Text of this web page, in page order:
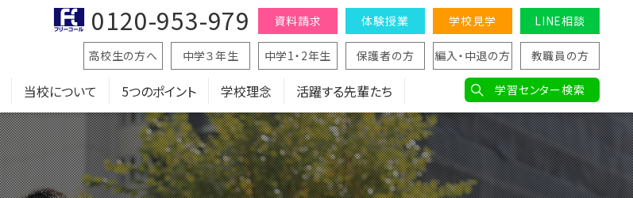
当校について 5つのポイント 学校理念 活躍する先輩たち
資料請求 体験授業 学校見学 LINE相談
高校生の方へ 中学３年生 中学1・2年生 保護者の方 編入・中退の方 教職員の方
学習センター検索
0120-953-979